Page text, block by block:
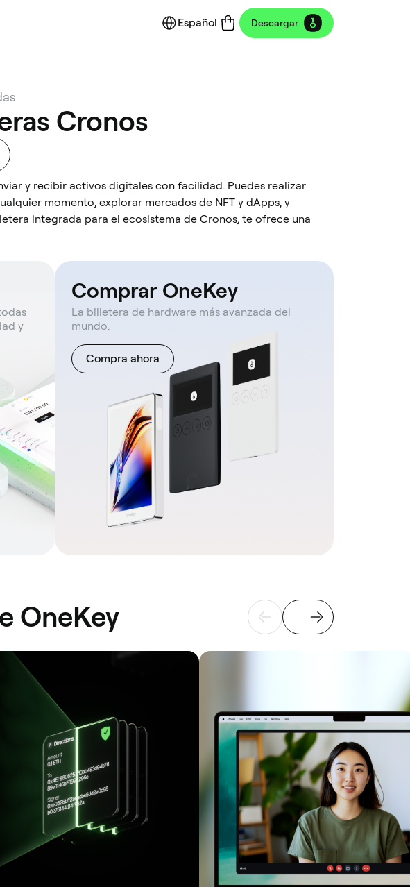
Español Descargar
Cronos
y recibir activos digitales con facilidad. Puedes realizar
momento, explorar mercados de NFT y dApps, y
integrada para el ecosistema de Cronos, te ofrece una
y
Comprar OneKey
La billetera de hardware más avanzada del
mundo.
Compra ahora
OneKey